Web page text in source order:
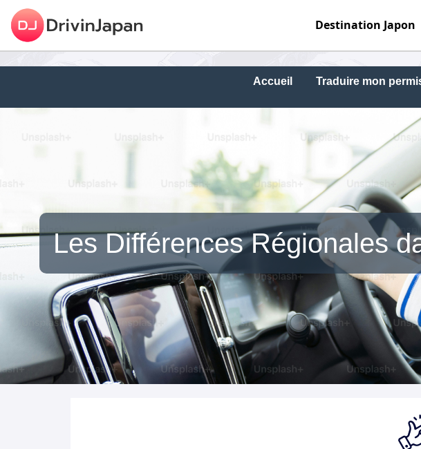
Destination Japon
Accueil Traduire mon
Les Différences Régionales